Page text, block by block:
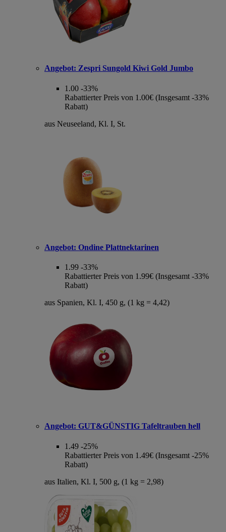
Angebot: Zespri Sungold Kiwi Gold Jumbo
1.00 -33%
Rabattierter Preis von 1.00€ (Insgesamt -33%
Rabatt)
aus Neuseeland, Kl. I, St.
Angebot: Ondine Plattnektarinen
1.99 -33%
Rabattierter Preis von 1.99€ (Insgesamt -33%
Rabatt)
aus Spanien, Kl. I, 450 g, (1 kg = 4,42)
Angebot: GUT&GÜNSTIG Tafeltrauben hell
1.49 -25%
Rabattierter Preis von 1.49€ (Insgesamt -25%
Rabatt)
aus Italien, Kl. I, 500 g, (1 kg = 2,98)